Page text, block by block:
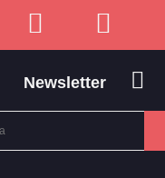
Newsletter